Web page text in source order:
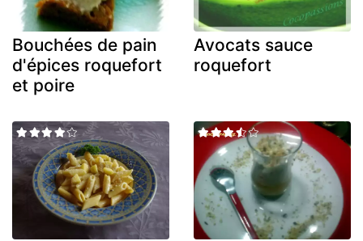
Bouchées de pain
d'épices roquefort
et poire
Avocats sauce
roquefort